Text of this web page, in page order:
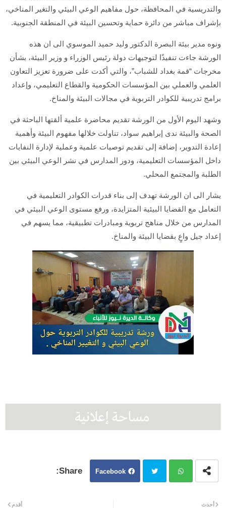
والتدريسية في المحافظة، حول مفاهيم الوعي البيئي والتغير المناخي،
بإشراف مباشر من دائرة حماية وتحسين البيئة في المنطقة الجنوبية.
ونوه مدير بيئة البصرة الدكتور وليد حميد الموسوي الى ان هذه
الورشة جاءت تنفيذًا لتوجيهات دولة رئيس الوزراء و وزير البيئة، بشأن
مخرجات “قمة بغداد للشباب”، والتي أكدت على ضرورة تعزيز التعاون
العلمي والعملي بين المؤسسات الحكومية والقطاع التعليمي، وإعداد
برامج تدريبية للكوادر التربوية في مجالات البيئة والمناخ.
وشهد اليوم الأول من الورشة تقديم محاضرة علمية ألقتها الباحثة في
الصحة والبيئة ندى إبراهيم سواد، تناولت خلالها مفهوم البيئة وأهمية
إعادة التدوير، إضافة إلى تقديم توصيات علمية وعملية لإدارة النفايات
داخل المؤسسات التعليمية، ودور المدارس في نشر الوعي البيئي بين
الطلبة والمجتمع المحلي.
يشار الى ان الورشة تهدف إلى بناء قدرات الكوادر التعليمية في
التعامل مع القضايا البيئية المتزايدة، ورفع مستوى الوعي البيئي في
المدارس من خلال مناهج تربوية ومبادرات تطبيقية، مما يسهم في
إعداد جيل واعٍ بقضايا البيئة والمناخ.
Facebook
أحدث أقدم